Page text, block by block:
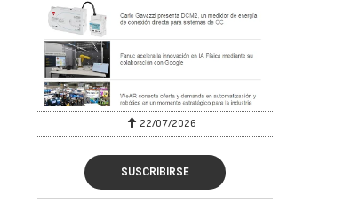
22/07/2026
SUSCRIBIRSE